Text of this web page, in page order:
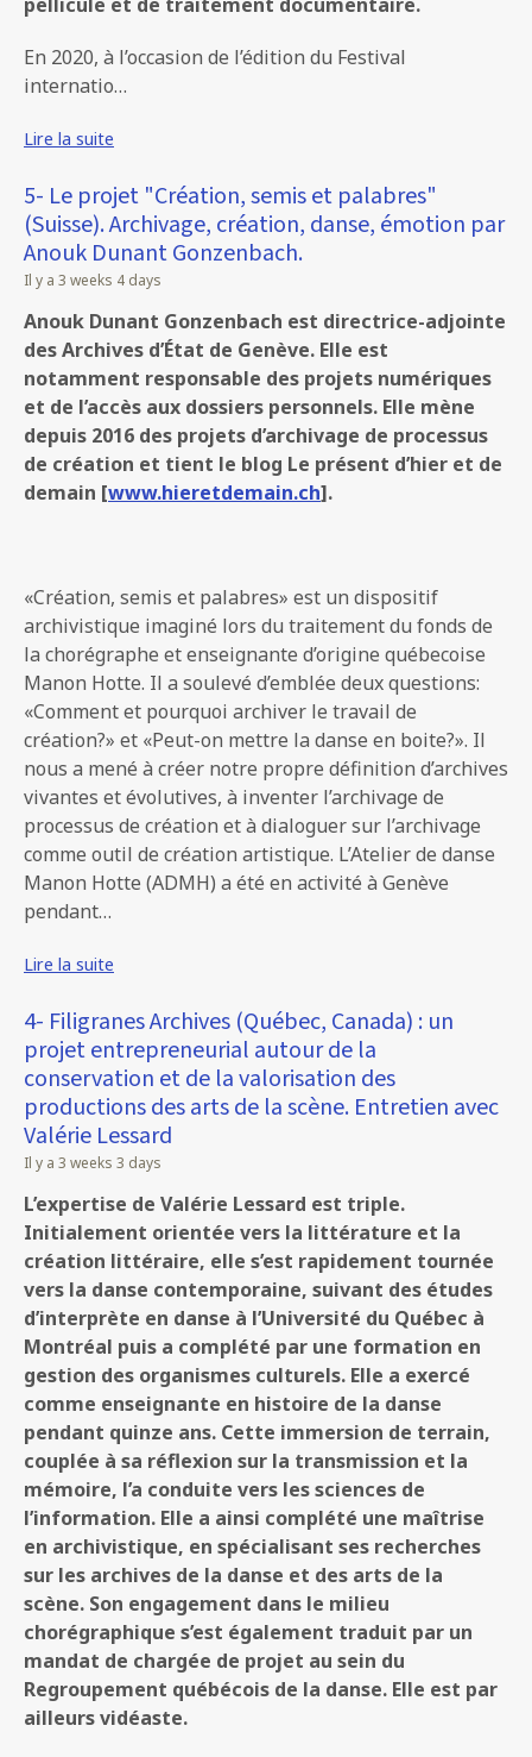
En 2020, à l’occasion de l’édition du Festival
internatio…
Lire la suite
5- Le projet "Création, semis et palabres"
(Suisse). Archivage, création, danse, émotion par
Anouk Dunant Gonzenbach.
Il y a 3 weeks 4 days
Anouk Dunant Gonzenbach est directrice-adjointe
des Archives d’État de Genève. Elle est
notamment responsable des projets numériques
et de l’accès aux dossiers personnels. Elle mène
depuis 2016 des projets d’archivage de processus
de création et tient le blog Le présent d’hier et de
demain [www.hieretdemain.ch].
«Création, semis et palabres» est un dispositif
archivistique imaginé lors du traitement du fonds de
la chorégraphe et enseignante d’origine québecoise
Manon Hotte. Il a soulevé d’emblée deux questions:
«Comment et pourquoi archiver le travail de
création?» et «Peut-on mettre la danse en boite?». Il
nous a mené à créer notre propre définition d’archives
vivantes et évolutives, à inventer l’archivage de
processus de création et à dialoguer sur l’archivage
comme outil de création artistique. L’Atelier de danse
Manon Hotte (ADMH) a été en activité à Genève
pendant…
Lire la suite
4- Filigranes Archives (Québec, Canada) : un
projet entrepreneurial autour de la
conservation et de la valorisation des
productions des arts de la scène. Entretien avec
Valérie Lessard
Il y a 3 weeks 3 days
L’expertise de Valérie Lessard est triple.
Initialement orientée vers la littérature et la
création littéraire, elle s’est rapidement tournée
vers la danse contemporaine, suivant des études
d’interprète en danse à l’Université du Québec à
Montréal puis a complété par une formation en
gestion des organismes culturels. Elle a exercé
comme enseignante en histoire de la danse
pendant quinze ans. Cette immersion de terrain,
couplée à sa réflexion sur la transmission et la
mémoire, l’a conduite vers les sciences de
l’information. Elle a ainsi complété une maîtrise
en archivistique, en spécialisant ses recherches
sur les archives de la danse et des arts de la
scène. Son engagement dans le milieu
chorégraphique s’est également traduit par un
mandat de chargée de projet au sein du
Regroupement québécois de la danse. Elle est par
ailleurs vidéaste.